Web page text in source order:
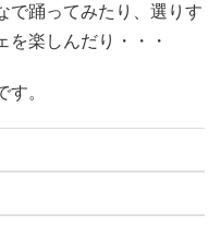
で踊ってみたり、選りす
を楽しんだり・・・
。